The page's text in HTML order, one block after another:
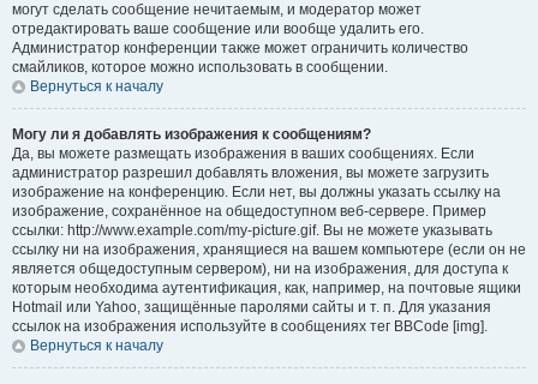
могут сделать сообщение нечитаемым, и модератор может
отредактировать ваше сообщение или вообще удалить его.
Администратор конференции также может ограничить количество
смайликов, которое можно использовать в сообщении.
Вернуться к началу
Могу ли я добавлять изображения к сообщениям?
Да, вы можете размещать изображения в ваших сообщениях. Если
администратор разрешил добавлять вложения, вы можете загрузить
изображение на конференцию. Если нет, вы должны указать ссылку на
изображение, сохранённое на общедоступном веб-сервере. Пример
ссылки: http://www.example.com/my-picture.gif. Вы не можете указывать
ссылку ни на изображения, хранящиеся на вашем компьютере (если он не
является общедоступным сервером), ни на изображения, для доступа к
которым необходима аутентификация, как, например, на почтовые ящики
Hotmail или Yahoo, защищённые паролями сайты и т. п. Для указания
ссылок на изображения используйте в сообщениях тег BBCode [img].
Вернуться к началу